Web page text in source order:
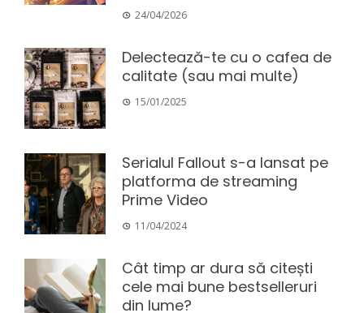
24/04/2026
Delectează-te cu o cafea de
calitate (sau mai multe)
15/01/2025
Serialul Fallout s-a lansat pe
platforma de streaming
Prime Video
11/04/2024
Cât timp ar dura să citești
cele mai bune bestselleruri
din lume?